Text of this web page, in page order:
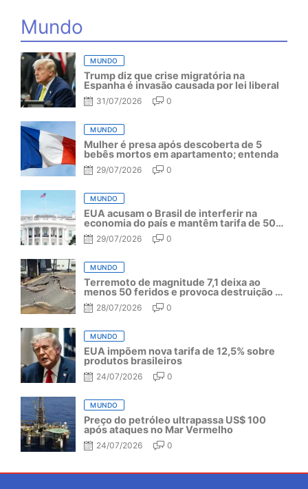
Mundo
MUNDO
Trump diz que crise migratória na
Espanha é invasão causada por lei liberal
31/07/2026 0
MUNDO
Mulher é presa após descoberta de 5
bebês mortos em apartamento; entenda
29/07/2026 0
MUNDO
EUA acusam o Brasil de interferir na
economia do país e mantêm tarifa de 50%
por mais um ano
29/07/2026 0
MUNDO
Terremoto de magnitude 7,1 deixa ao
menos 50 feridos e provoca destruição no
Japão
28/07/2026 0
MUNDO
EUA impõem nova tarifa de 12,5% sobre
produtos brasileiros
24/07/2026 0
MUNDO
Preço do petróleo ultrapassa US$ 100
após ataques no Mar Vermelho
24/07/2026 0